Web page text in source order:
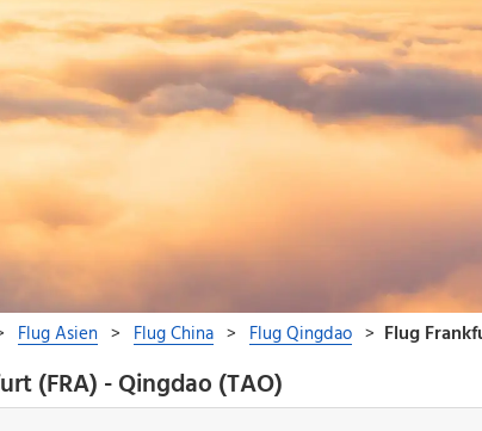
(FRA) - Qingdao (TAO)